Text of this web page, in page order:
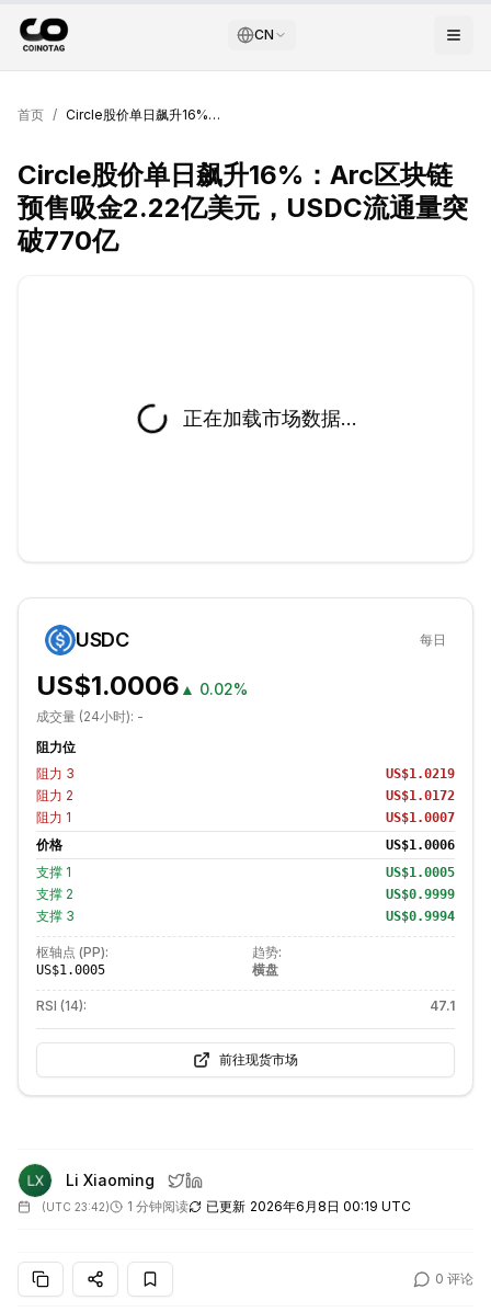
CN
首页 / Circle股价单日飙升16%：Arc区块链预售吸金2.22亿美元，USDC流通量突破770亿
Circle股价单日飙升16%：Arc区块链
预售吸金2.22亿美元，USDC流通量突
破770亿
正在加载市场数据...
USDC 每日
US$1.0006 ▲ 0.02%
成交量 (24小时): -
阻力位
阻力 3 US$1.0219
阻力 2 US$1.0172
阻力 1 US$1.0007
价格 US$1.0006
支撑 1 US$1.0005
支撑 2 US$0.9999
支撑 3 US$0.9994
枢轴点 (PP):
US$1.0005
趋势:
横盘
RSI (14): 47.1
前往现货市场
Li Xiaoming
(UTC 23:42) 1 分钟阅读 已更新 2026年6月8日 00:19 UTC
0 评论